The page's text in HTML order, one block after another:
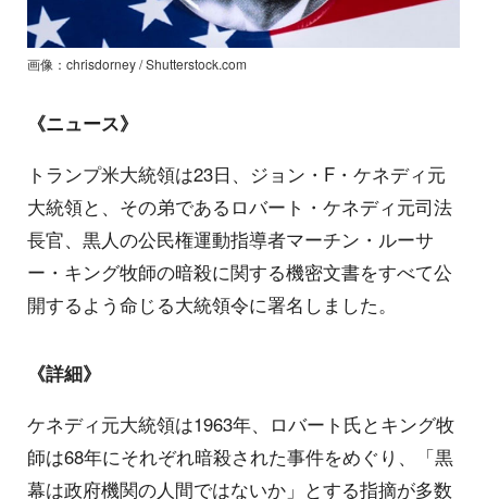
画像：chrisdorney / Shutterstock.com
《ニュース》
トランプ米大統領は23日、ジョン・F・ケネディ元
大統領と、その弟であるロバート・ケネディ元司法
長官、黒人の公民権運動指導者マーチン・ルーサ
ー・キング牧師の暗殺に関する機密文書をすべて公
開するよう命じる大統領令に署名しました。
《詳細》
ケネディ元大統領は1963年、ロバート氏とキング牧
師は68年にそれぞれ暗殺された事件をめぐり、「黒
幕は政府機関の人間ではないか」とする指摘が多数